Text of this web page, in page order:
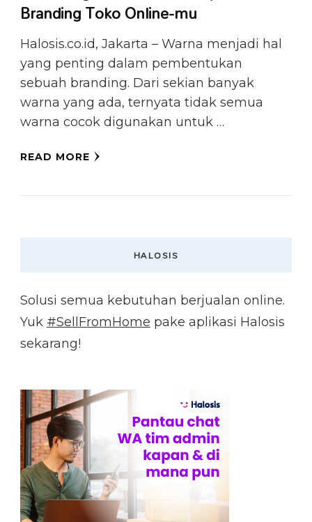
Branding Toko Online-mu
Halosis.co.id, Jakarta – Warna menjadi hal
yang penting dalam pembentukan
sebuah branding. Dari sekian banyak
warna yang ada, ternyata tidak semua
warna cocok digunakan untuk …
READ MORE
HALOSIS
Solusi semua kebutuhan berjualan online.
Yuk #SellFromHome pake aplikasi Halosis
sekarang!